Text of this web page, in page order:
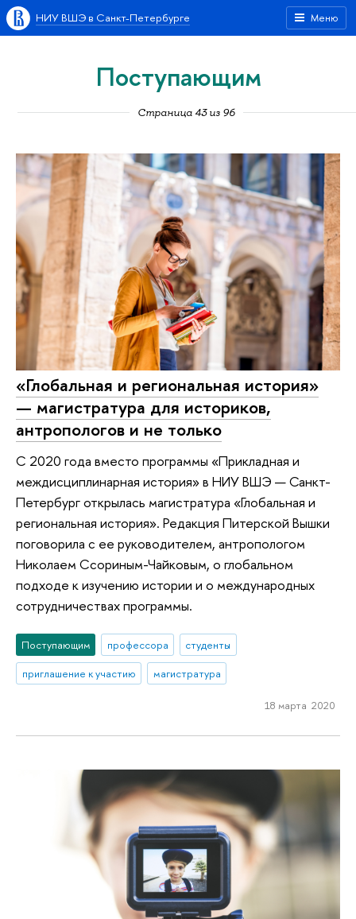
Меню
НИУ ВШЭ в Санкт-Петербурге
Поступающим
Страница 43 из 96
«Глобальная и региональная история»
— магистратура для историков,
антропологов и не только
С 2020 года вместо программы «Прикладная и
междисциплинарная история» в НИУ ВШЭ — Санкт-
Петербург открылась магистратура «Глобальная и
региональная история». Редакция Питерской Вышки
поговорила с ее руководителем, антропологом
Николаем Ссориным-Чайковым, о глобальном
подходе к изучению истории и о международных
сотрудничествах программы.
Поступающим профессора
студенты
приглашение к участию
магистратура
18 марта 2020